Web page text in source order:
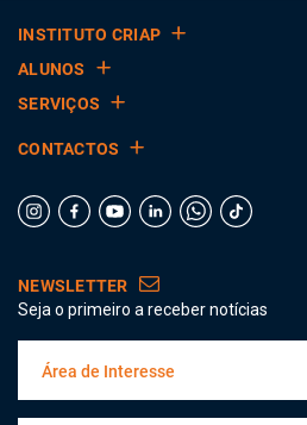
INSTITUTO CRIAP
ALUNOS
SERVIÇOS
CONTACTOS
NEWSLETTER
Seja o primeiro a receber notícias
Área de Interesse